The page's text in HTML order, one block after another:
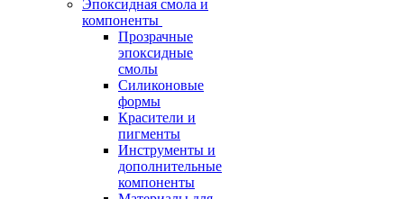
Эпоксидная смола и
компоненты
Прозрачные
эпоксидные
смолы
Силиконовые
формы
Красители и
пигменты
Инструменты и
дополнительные
компоненты